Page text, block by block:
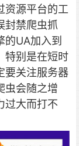
资源平台的工
封禁爬虫抓
UA加入到
特别是在短时
要关注服务器
虫会随之增
过大而打不